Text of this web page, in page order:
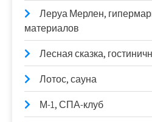
Леруа Мерлен,
материалов
Лесная сказка,
Лотос, сауна
М-1, СПА-клуб